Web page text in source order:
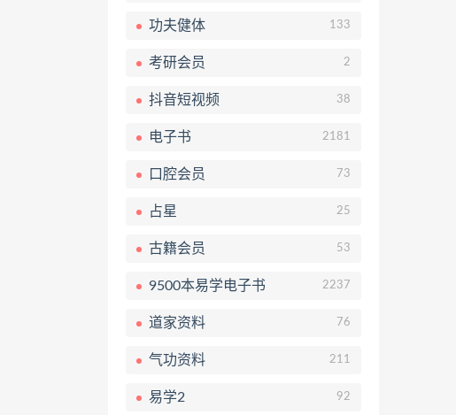
功夫健体 133
考研会员 2
抖音短视频 38
电子书 2181
口腔会员 73
占星 25
古籍会员 53
9500本易学电子书 2237
道家资料 76
气功资料 211
易学2 92